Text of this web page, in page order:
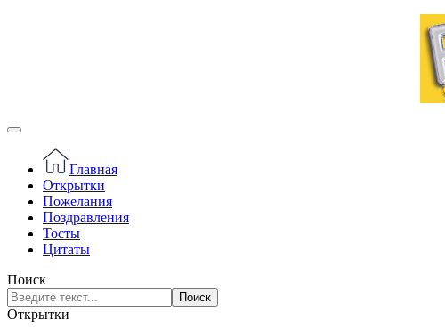
Главная
Открытки
Пожелания
Поздравления
Тосты
Цитаты
Поиск
Поиск
Открытки